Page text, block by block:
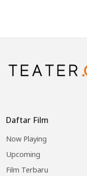
Daftar Film
Now Playing
Upcoming
Film Terbaru